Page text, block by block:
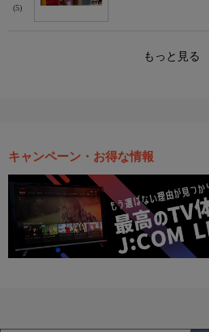
(5)
もっと見る
キャンペーン・お得な情報